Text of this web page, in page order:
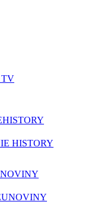
HISTORY
HISTORY